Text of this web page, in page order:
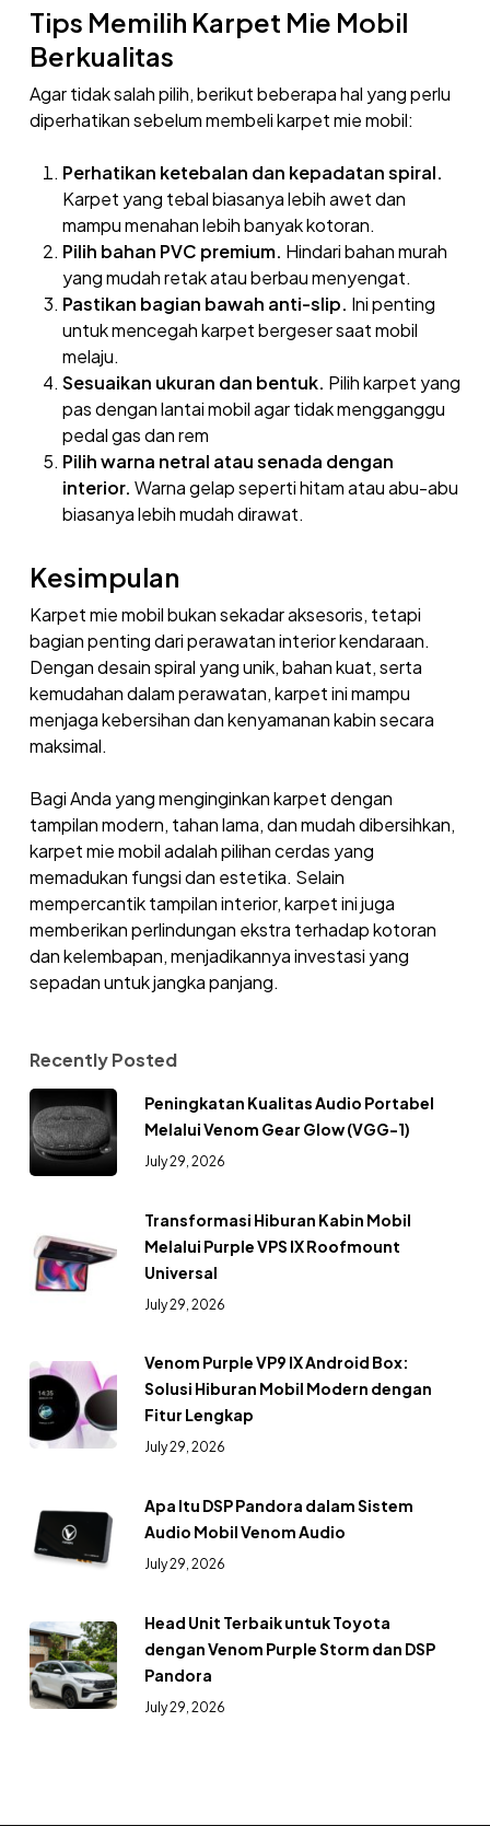
Tips Memilih Karpet Mie Mobil
Berkualitas
Agar tidak salah pilih, berikut beberapa hal yang perlu
diperhatikan sebelum membeli karpet mie mobil:
Perhatikan ketebalan dan kepadatan spiral.
Karpet yang tebal biasanya lebih awet dan
mampu menahan lebih banyak kotoran.
Pilih bahan PVC premium. Hindari bahan murah
yang mudah retak atau berbau menyengat.
Pastikan bagian bawah anti-slip. Ini penting
untuk mencegah karpet bergeser saat mobil
melaju.
Sesuaikan ukuran dan bentuk. Pilih karpet yang
pas dengan lantai mobil agar tidak mengganggu
pedal gas dan rem
Pilih warna netral atau senada dengan
interior. Warna gelap seperti hitam atau abu-abu
biasanya lebih mudah dirawat.
Kesimpulan
Karpet mie mobil bukan sekadar aksesoris, tetapi
bagian penting dari perawatan interior kendaraan.
Dengan desain spiral yang unik, bahan kuat, serta
kemudahan dalam perawatan, karpet ini mampu
menjaga kebersihan dan kenyamanan kabin secara
maksimal.
Bagi Anda yang menginginkan karpet dengan
tampilan modern, tahan lama, dan mudah dibersihkan,
karpet mie mobil adalah pilihan cerdas yang
memadukan fungsi dan estetika. Selain
mempercantik tampilan interior, karpet ini juga
memberikan perlindungan ekstra terhadap kotoran
dan kelembapan, menjadikannya investasi yang
sepadan untuk jangka panjang.
Recently Posted
Peningkatan Kualitas Audio Portabel
Melalui Venom Gear Glow (VGG-1)
July 29, 2026
Transformasi Hiburan Kabin Mobil
Melalui Purple VPS IX Roofmount
Universal
July 29, 2026
Venom Purple VP9 IX Android Box:
Solusi Hiburan Mobil Modern dengan
Fitur Lengkap
July 29, 2026
Apa Itu DSP Pandora dalam Sistem
Audio Mobil Venom Audio
July 29, 2026
Head Unit Terbaik untuk Toyota
dengan Venom Purple Storm dan DSP
Pandora
July 29, 2026